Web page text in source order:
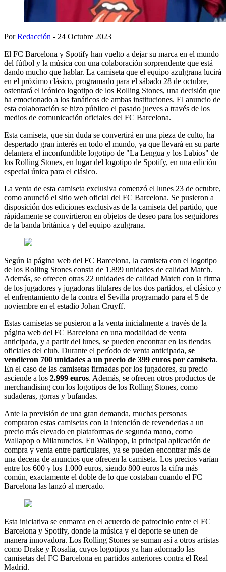
PorRedacción - 24 Octubre 2023
El FC Barcelona y Spotify han vuelto a dejar su marca en el mundo
del fútbol y la música con una colaboración sorprendente que está
dando mucho que hablar. La camiseta que el equipo azulgrana lucirá
en el próximo clásico, programado para el sábado 28 de octubre,
ostentará el icónico logotipo de los Rolling Stones, una decisión que
ha emocionado a los fanáticos de ambas instituciones. El anuncio de
esta colaboración se hizo público el pasado jueves a través de los
medios de comunicación oficiales del FC Barcelona.
Esta camiseta, que sin duda se convertirá en una pieza de culto, ha
despertado gran interés en todo el mundo, ya que llevará en su parte
delantera el inconfundible logotipo de "La Lengua y los Labios" de
los Rolling Stones, en lugar del logotipo de Spotify, en una edición
especial única para el clásico.
La venta de esta camiseta exclusiva comenzó el lunes 23 de octubre,
como anunció el sitio web oficial del FC Barcelona. Se pusieron a
disposición dos ediciones exclusivas de la camiseta del partido, que
rápidamente se convirtieron en objetos de deseo para los seguidores
de la banda británica y del equipo azulgrana.
Según la página web del FC Barcelona, la camiseta con el logotipo
de los Rolling Stones consta de 1.899 unidades de calidad Match.
Además, se ofrecen otras 22 unidades de calidad Match con la firma
de los jugadores y jugadoras titulares de los dos partidos, el clásico y
el enfrentamiento de la contra el Sevilla programado para el 5 de
noviembre en el estadio Johan Cruyff.
Estas camisetas se pusieron a la venta inicialmente a través de la
página web del FC Barcelona en una modalidad de venta
anticipada, y a partir del lunes, se pueden encontrar en las tiendas
oficiales del club. Durante el período de venta anticipada, se
vendieron 700 unidades a un precio de 399 euros por camiseta.
En el caso de las camisetas firmadas por los jugadores, su precio
asciende a los 2.999 euros. Además, se ofrecen otros productos de
merchandising con los logotipos de los Rolling Stones, como
sudaderas, gorras y bufandas.
Ante la previsión de una gran demanda, muchas personas
compraron estas camisetas con la intención de revenderlas a un
precio más elevado en plataformas de segunda mano, como
Wallapop o Milanuncios. En Wallapop, la principal aplicación de
compra y venta entre particulares, ya se pueden encontrar más de
una decena de anuncios que ofrecen la camiseta. Los precios varían
entre los 600 y los 1.000 euros, siendo 800 euros la cifra más
común, exactamente el doble de lo que costaban cuando el FC
Barcelona las lanzó al mercado.
Esta iniciativa se enmarca en el acuerdo de patrocinio entre el FC
Barcelona y Spotify, donde la música y el deporte se unen de
manera innovadora. Los Rolling Stones se suman así a otros artistas
como Drake y Rosalía, cuyos logotipos ya han adornado las
camisetas del FC Barcelona en partidos anteriores contra el Real
Madrid.